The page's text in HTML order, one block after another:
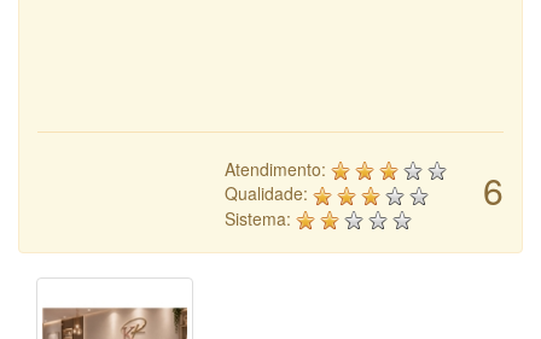
6
Atendimento:
Qualidade:
Sistema: